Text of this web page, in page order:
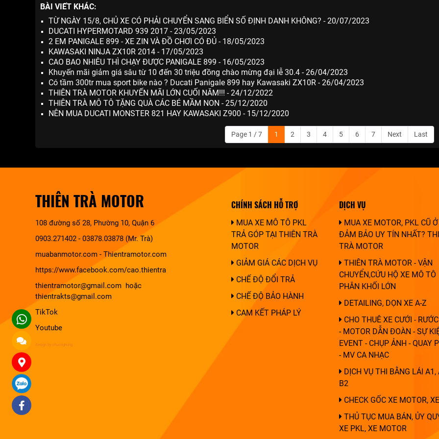
BÀI VIẾT KHÁC:
TỪ NGÀY 15/8, CHỦ XE CÓ PHẢI CHUYỂN SANG BIỂN SỐ ĐỊNH DANH KHÔNG? - 20/07/2023
DUCATI HYPERMOTARD 939 2017 - 23/05/2023
2 EM PANIGALE 899 - XE ZIN VÀ ĐỒ CHƠI CÓ ĐỦ - 18/05/2023
KAWASAKI NINJA ZX10R 2014 - 17/05/2023
CAO BAO NHIÊU THÌ CHẠY ĐƯỢC PANIGALE 899 - 16/05/2023
Khuyến mãi giảm giá sâu từ 10 đến 30 triệu đồng chào mừng đại lễ 30.4 - 26/04/2023
Có tầm 300tr mua sport bike nào ? Ducati Panigale 899 hay Kawasaki ZX10R - 26/04/2023
THIÊN TRÀ MOTOR KHUYẾN MÃI LỚN CUỐI NĂM!!! - 24/12/2022
THIÊN TRÀ MÔ TÔ TẶNG QUÀ CÁC BÉ MẦM NON - 25/12/2020
NÊN MUA DUCATI MONSTER 821 HAY KAWASAKI Z900 - 15/12/2020
Page 1 / 7 1 2 3 4 5 6 7 Next Last
THIÊN TRÀ MOTOR
108 đường số 28, Phường 10, Quận 6
0903.271402 - 03878.03878 (Mr. Trà)
muabanmotor.com - Thientramotor.com
https://www.facebook.com/cao.thientra
thientramotor@gmail.com hoặc
thientrakts@gmail.com
TikTok
Youtube
design by chuonghung
CHÍNH SÁCH HỖ TRỢ
MUA XE MÔ TÔ PKL
TRẢ GÓP TẠI THIÊN TRÀ
MOTOR
GIẢM GIÁ CÁC DỊCH VỤ
CHẾ ĐỘ ĐỔI TRẢ
CHẾ ĐỘ BẢO HÀNH
CAM KẾT PHÁP LÝ
DỊCH VỤ
MUA XE MOTOR, PKL CŨ
ĐẢM BẢO UY TÍN NHẤT?
TRÀ MOTOR
THIÊN TRÀ MOTOR - VẬN
CHUYỂN,CỨU HỘ XE MÔ TÔ
PHÂN KHỐI LỚN
DETAILING, DỌN XE A-Z
CHO THUÊ XE CƯỚI -
- MOTOR DẪN ĐOÀN - SỰ
EVENT - CHỤP ẢNH - QUAY
- MV CA NHẠC
DỊCH VỤ THI BẰNG LÁI A1,
B2
CHECK GỐC XE MOTOR,
THỦ TỤC MUA BÁN, ỦY
XE PKL, XE MOTOR